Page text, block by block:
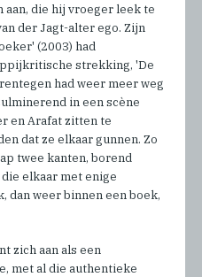
die hij vroeger leek te
der Jagt-alter ego. Zijn
(2003) had
strekking, 'De
had weer meer weg
in een scène
en Arafat zitten te
dat ze elkaar gunnen. Zo
twee kanten, borend
elkaar met enige
dan weer binnen een boek,
zich aan als een
met al die authentieke